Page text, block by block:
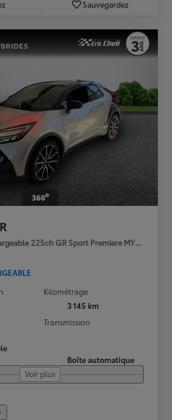
Sauvegardez
225ch GR Sport Premiere MY25
Kilométrage
3 145 km
Transmission
Boîte automatique
Voir plus